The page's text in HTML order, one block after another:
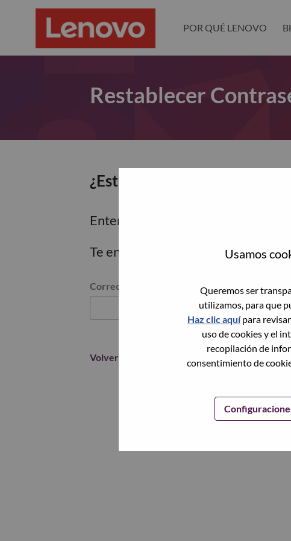
Usamos
Queremos ser
utilizamos, para que
Haz clic aquípara
uso de cookies y el
recopilación de
consentimiento de
POR QUÉ LENOVO
Restablecer
¿Estás seguro de que
Enter the email address
Te enviaremos un enlace por
Restablece la contraseña con tu correo electrónico
Correo electrónico
Volver